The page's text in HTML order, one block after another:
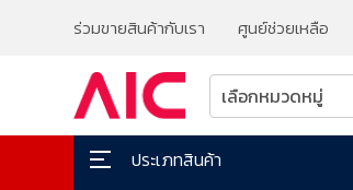
ร่วมขายสินค้ากับเรา ศูนย์ช่วยเหลือ
ประเภทสินค้า